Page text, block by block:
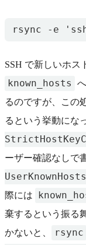
SSH で新しいホス
known_hosts
るのですが、この
るという挙動にな
ーザー確認なしで
際には
棄するという振る
かないと、
rsync